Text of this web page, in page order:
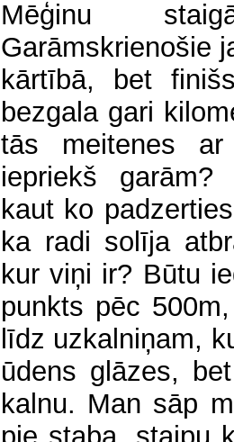
Mēģinu
Garāmskrienošie
kārtībā, bet
bezgala gari
tās meitenes
iepriekš
kaut ko
ka radi solīja
kur viņi ir? Būtu
punkts pēc
līdz uzkalniņam,
ūdens glāzes,
kalnu. Man sāp